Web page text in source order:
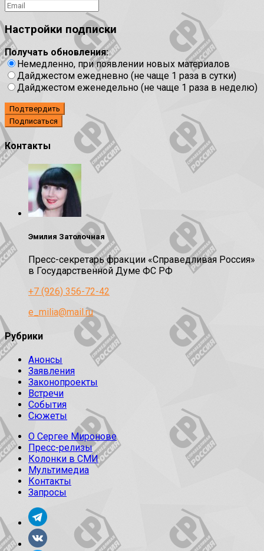
Настройки подписки
Получать обновления:
Немедленно, при появлении новых материалов
Дайджестом ежедневно (не чаще 1 раза в сутки)
Дайджестом еженедельно (не чаще 1 раза в неделю)
Подтвердить
Контакты
Эмилия Затолочная
Пресс-секретарь фракции «Справедливая Россия»
в Государственной Думе ФС РФ
+7 (926) 356-72-42
e_milia@mail.ru
Рубрики
Анонсы
Заявления
Законопроекты
Встречи
События
Сюжеты
О Сергее Миронове
Пресс-релизы
Колонки в СМИ
Мультимедиа
Контакты
Запросы